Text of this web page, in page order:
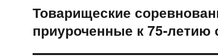
Следующая
Товарищеские
приуроченные к 75-летию